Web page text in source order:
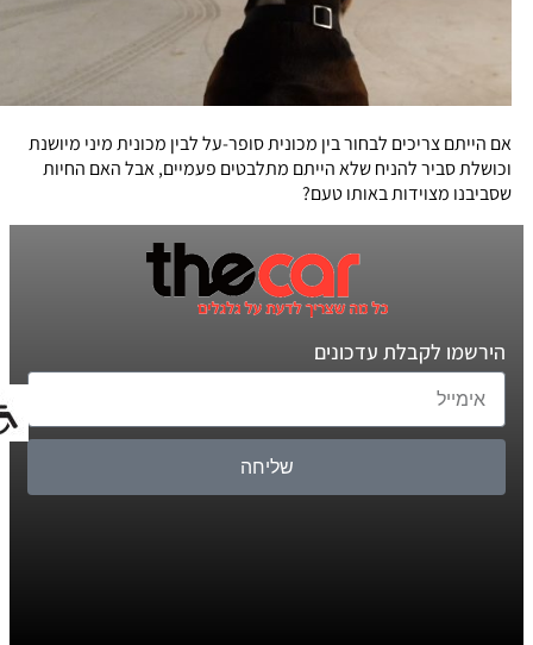
אם הייתם צריכים לבחור בין מכונית סופר-על לבין מכונית מיני מיושנת
וכושלת סביר להניח שלא הייתם מתלבטים פעמיים, אבל האם החיות
שסביבנו מצוידות באותו טעם?
הירשמו לקבלת עדכונים
שליחה